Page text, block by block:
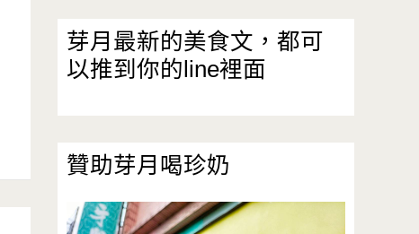
芽月最新的美食文，都可
以推到你的line裡面
贊助芽月喝珍奶